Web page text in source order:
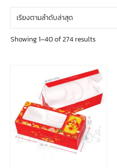
Showing 1–40 of 274 results